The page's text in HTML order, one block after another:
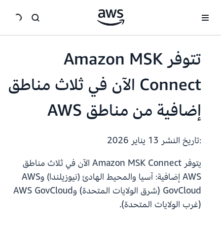
تتوفر Amazon MSK
Connect الآن في ثلاث مناطق
إضافية من مناطق AWS
:تاريخ النشر
يتوفر Amazon MSK Connect الآن في ثلاث مناطق
AWS إضافية: آسيا والمحيط الهادئ (نيوزيلندا) وAWS
GovCloud (شرق الولايات المتحدة) وAWS GovCloud
(غرب الولايات المتحدة).